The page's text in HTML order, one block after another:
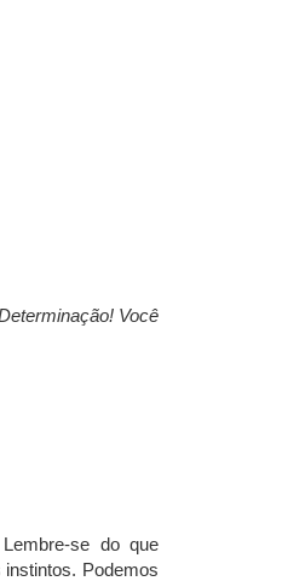
Você
se do que
Podemos